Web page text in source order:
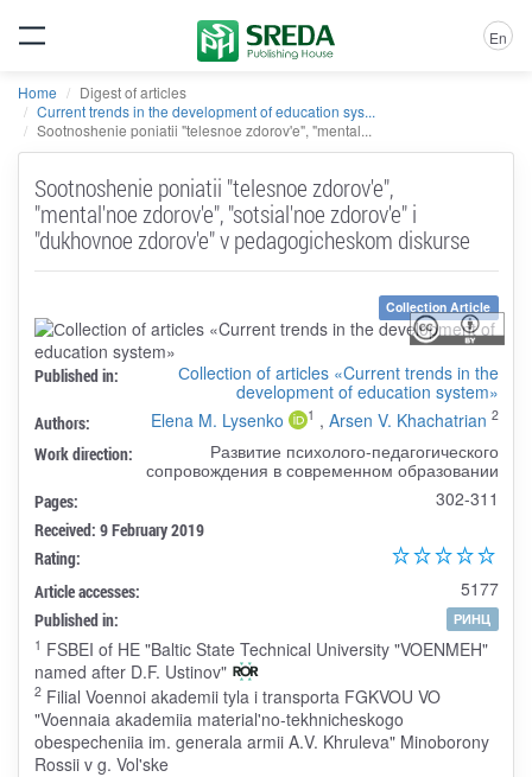
En
Home
Digest of articles
Current trends in the development of education sys...
Sootnoshenie poniatii "telesnoe zdorov'e", "mental...
Sootnoshenie poniatii "telesnoe zdorov'e",
"mental'noe zdorov'e", "sotsial'noe zdorov'e" i
"dukhovnoe zdorov'e" v pedagogicheskom diskurse
Collection Article
Published in:
Сollection of articles «Current trends in the
development of education system»
Authors: Elena M. Lysenko 1 , Arsen V. Khachatrian 2
Work direction:
Развитие психолого-педагогического
сопровождения в современном образовании
Pages: 302-311
Received: 9 February 2019
Rating:
Article accesses:
5177
Published in:
РИНЦ
1 FSBEI of HE "Baltic State Technical University "VOENMEH"
named after D.F. Ustinov"
2Filial Voennoi akademii tyla i transporta FGKVOU VO
"Voennaia akademiia material'no-tekhnicheskogo
obespecheniia im. generala armii A.V. Khruleva" Minoborony
Rossii v g. Vol'ske